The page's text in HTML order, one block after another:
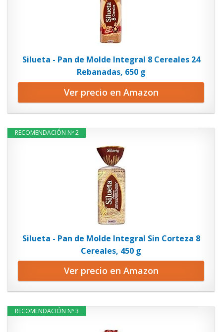
Silueta - Pan de Molde Integral 8 Cereales 24
Rebanadas, 650 g
Ver precio en Amazon
RECOMENDACIÓN Nº 2
Silueta - Pan de Molde Integral Sin Corteza 8
Cereales, 450 g
Ver precio en Amazon
RECOMENDACIÓN Nº 3